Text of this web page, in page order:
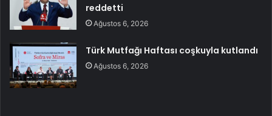
reddetti
Ağustos 6, 2026
Türk Mutfağı Haftası coşkuyla kutlandı
Ağustos 6, 2026